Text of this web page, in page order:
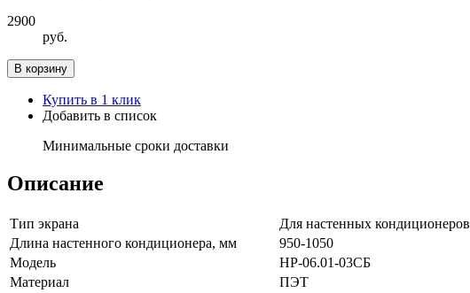
2900
руб.
В корзину
Купить в 1 клик
Добавить в список
Минимальные сроки доставки
Описание
Тип экрана
Для настенных кондиционеров
Длина настенного кондиционера, мм
950-1050
Модель
НР-06.01-03СБ
Материал
ПЭТ